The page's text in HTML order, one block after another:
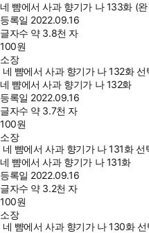
네 뺨에서 사과 향기가 나 133화 (완
등록일 2022.09.16
글자수 약 3.8천 자
100원
소장
네 뺨에서 사과 향기가 나 132화 선
네 뺨에서 사과 향기가 나 132화
등록일 2022.09.16
글자수 약 3.7천 자
100원
소장
네 뺨에서 사과 향기가 나 131화 선
네 뺨에서 사과 향기가 나 131화
등록일 2022.09.16
글자수 약 3.2천 자
100원
소장
네 뺨에서 사과 향기가 나 130화 선